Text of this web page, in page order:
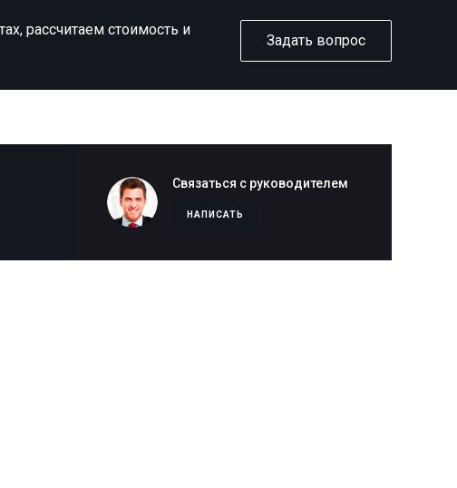
рассчитаем стоимость и
Задать вопрос
Связаться с руководителем
НАПИСАТЬ